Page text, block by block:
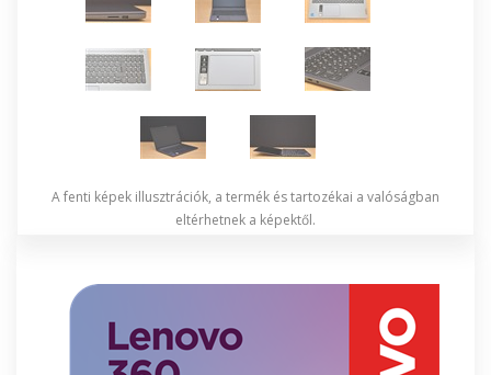
A fenti képek illusztrációk, a termék és tartozékai a valóságban
eltérhetnek a képektől.